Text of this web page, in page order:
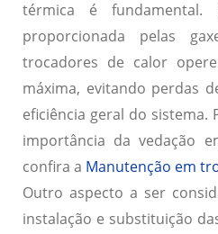
térmica é fundamental.
proporcionada pelas
trocadores de calor
máxima, evitando perdas
eficiência geral do sistema.
importância da vedação
confira a Manutenção em
Outro aspecto a ser
instalação e substituição